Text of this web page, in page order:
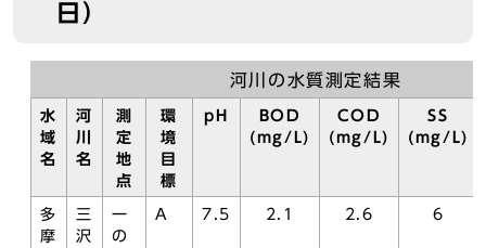
日）
河川の水質測定結果
水
域
名
河
川
名
測
定
地
点
環
境
目
標
pH
BOD
(mg/L)
COD
(mg/L)
SS
(mg/L)
多
摩
三
沢
一
の
A 7.5 2.1 2.6 6